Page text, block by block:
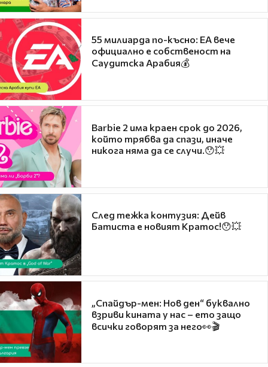
55 милиарда по-късно: EA вече
официално е собственост на
Саудитска Арабия💰
Barbie 2 има краен срок до 2026,
който трябва да спази, иначе
никога няма да се случи.😯💥
След тежка контузия: Дейв
Батиста е новият Кратос!😯💥
„Спайдър-мен: Нов ден“ буквално
взриви кината у нас – ето защо
всички говорят за него👀🎬